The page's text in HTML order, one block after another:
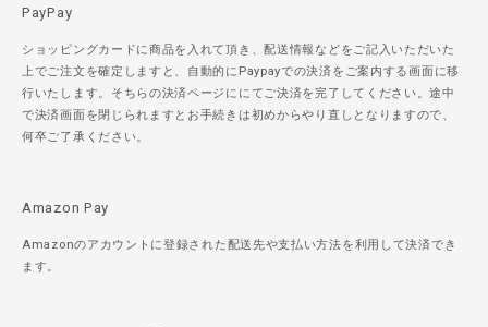
PayPay
ショッピングカードに商品を入れて頂き、配送情報などをご記入いただいた
上でご注文を確定しますと、自動的にPaypayでの決済をご案内する画面に移
行いたします。そちらの決済ページににてご決済を完了してください。途中
で決済画面を閉じられますとお手続きは初めからやり直しとなりますので、
何卒ご了承ください。
Amazon Pay
Amazonのアカウントに登録された配送先や支払い方法を利用して決済でき
ます。